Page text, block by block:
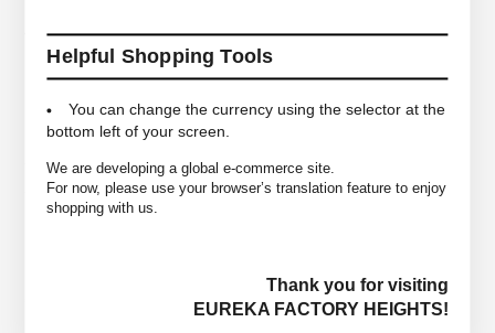
Helpful Shopping Tools
You can change the currency using the selector at the
bottom left of your screen.
We are developing a global e-commerce site.
For now, please use your browser’s translation feature to enjoy
shopping with us.
Thank you for visiting
EUREKA FACTORY HEIGHTS!
ートフォンなど、ポケットに手をいれたまま直接アクセスできるようにす
ることでセキュリティーを高めています。
タブレットポケット
内部ウエストから脇にかけて配された大容量ポケットはタブレットを収納
できるほどの大きなポケット。出先で瞬間的に手ぶらにならなくてはなら
ない時や一般的なポケットに収まらないものの持ち運びの際にパフォーマ
ンスを発揮します。
*商品は実店舗と在庫を共有しており常に変動がございます。